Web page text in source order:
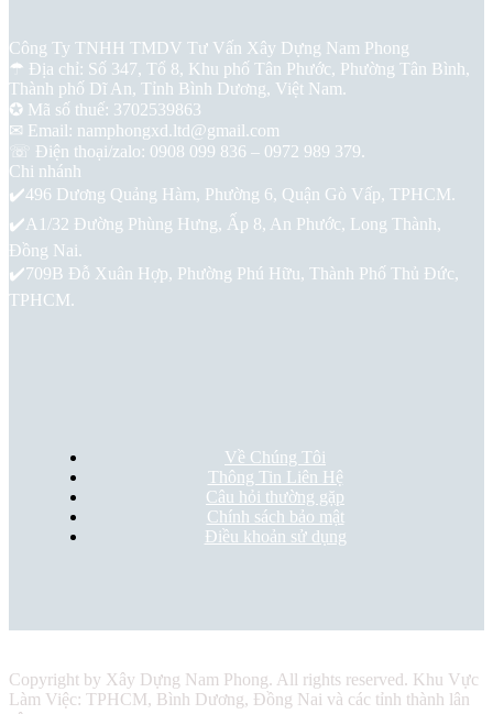
Công Ty TNHH TMDV Tư Vấn Xây Dựng Nam Phong
☂ Địa chỉ: Số 347, Tổ 8, Khu phố Tân Phước, Phường Tân Bình,
Thành phố Dĩ An, Tỉnh Bình Dương, Việt Nam.
✪ Mã số thuế: 3702539863
✉ Email: namphongxd.ltd@gmail.com
☏ Điện thoại/zalo: 0908 099 836 – 0972 989 379.
Chi nhánh
✔️496 Dương Quảng Hàm, Phường 6, Quận Gò Vấp, TPHCM.
✔️A1/32 Đường Phùng Hưng, Ấp 8, An Phước, Long Thành,
Đồng Nai.
✔️709B Đỗ Xuân Hợp, Phường Phú Hữu, Thành Phố Thủ Đức,
TPHCM.
Về Chúng Tôi
Thông Tin Liên Hệ
Câu hỏi thường gặp
Chính sách bảo mật
Điều khoản sử dụng
Copyright by Xây Dựng Nam Phong. All rights reserved. Khu Vực
Làm Việc: TPHCM, Bình Dương, Đồng Nai và các tỉnh thành lân